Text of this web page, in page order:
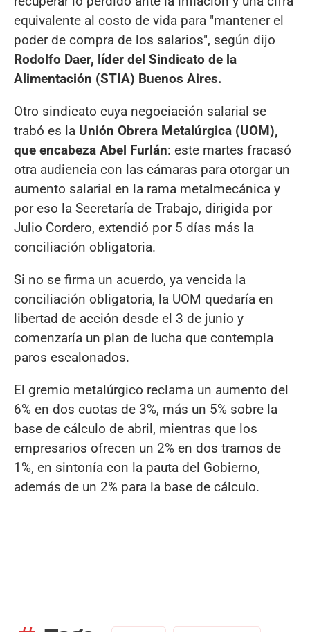
equivalente al costo de vida para "mantener el
poder de compra de los salarios", según dijo
Rodolfo Daer, líder del Sindicato de la
Alimentación (STIA) Buenos Aires.
Otro sindicato cuya negociación salarial se
trabó es la Unión Obrera Metalúrgica (UOM),
que encabeza Abel Furlán: este martes fracasó
otra audiencia con las cámaras para otorgar un
aumento salarial en la rama metalmecánica y
por eso la Secretaría de Trabajo, dirigida por
Julio Cordero, extendió por 5 días más la
conciliación obligatoria.
Si no se firma un acuerdo, ya vencida la
conciliación obligatoria, la UOM quedaría en
libertad de acción desde el 3 de junio y
comenzaría un plan de lucha que contempla
paros escalonados.
El gremio metalúrgico reclama un aumento del
6% en dos cuotas de 3%, más un 5% sobre la
base de cálculo de abril, mientras que los
empresarios ofrecen un 2% en dos tramos de
1%, en sintonía con la pauta del Gobierno,
además de un 2% para la base de cálculo.